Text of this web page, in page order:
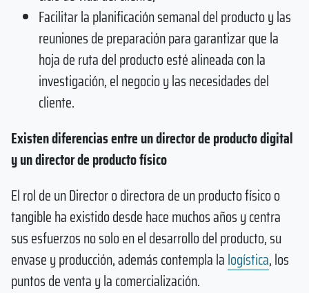
Facilitar la planificación semanal del producto y las
reuniones de preparación para garantizar que la
hoja de ruta del producto esté alineada con la
investigación, el negocio y las necesidades del
cliente.
Existen diferencias entre un director de producto digital
y un director de producto físico
El rol de un Director o directora de un producto físico o
tangible ha existido desde hace muchos años y centra
sus esfuerzos no solo en el desarrollo del producto, su
envase y producción, además contempla lalogística, los
puntos de venta y la comercialización.